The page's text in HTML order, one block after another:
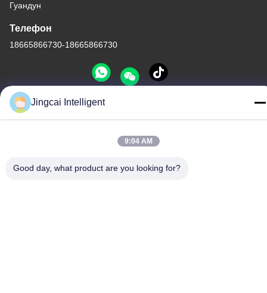
Гуандун
Телефон
18665866730-18665866730
Китай хорошо. Качество Модуль дисплея ESP32 Доставщик.
-2026 Shenzhen Jingcai Intelligent Co., Ltd. Все. Все права
защищены.
Jingcai Intelligent
9:04 AM
Good day, what product are you looking for?